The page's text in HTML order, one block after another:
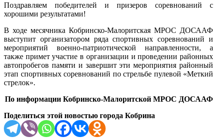
Поздравляем победителей и призеров соревнований с
хорошими результатами!
В ходе месячника Кобринско-Малоритская МРОС ДОСААФ
выступит организатором ряда спортивных соревнований и
мероприятий военно-патриотической направленности, а
также примет участие в организации и проведении районных
автопробегов памяти и завершит эти мероприятия районный
этап спортивных соревнований по стрельбе пулевой «Меткий
стрелок».
По информации Кобринско-Малоритской МРОС ДОСААФ
Поделиться этой новостью города Кобрина